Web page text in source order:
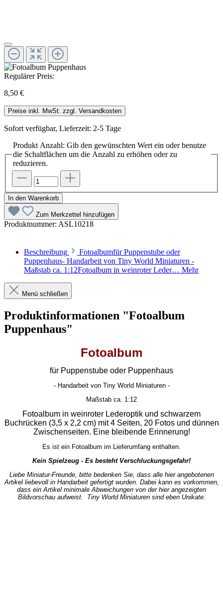
Regulärer Preis:
8,50 €
Preise inkl. MwSt. zzgl. Versandkosten
Sofort verfügbar, Lieferzeit: 2-5 Tage
Produkt Anzahl: Gib den gewünschten Wert ein oder benutze
die Schaltflächen um die Anzahl zu erhöhen oder zu
reduzieren.
In den Warenkorb
Zum Merkzettel hinzufügen
Produktnummer: ASL10218
Beschreibung
Fotoalbumfür Puppenstube oder
Puppenhaus- Handarbeit von Tiny World Miniaturen -
Maßstab ca. 1:12Fotoalbum in weinroter Leder… Mehr
Menü schließen
Produktinformationen "Fotoalbum
Puppenhaus"
Fotoalbum
für Puppenstube oder Puppenhaus
- Handarbeit von Tiny World Miniaturen -
Maßstab ca. 1:12
Fotoalbum in weinroter Lederoptik und schwarzem
Buchrücken (3,5 x 2,2 cm) mit 4 Seiten, 20 Fotos und dünnen
Zwischenseiten. Eine bleibende Erinnerung!
Es ist ein Fotoalbum im Lieferumfang enthalten.
Kein Spielzeug - Es besteht Verschluckungsgefahr!
Liebe Miniatur-Freunde, bitte bedenken Sie, dass alle hier angebotenen
Artikel liebevoll in Handarbeit gefertigt wurden. Dabei kann es vorkommen,
dass ein Artikel minimale Abweichungen von der hier angezeigten
Bildvorschau aufweist. Tiny World Miniaturen sind eben Unikate.